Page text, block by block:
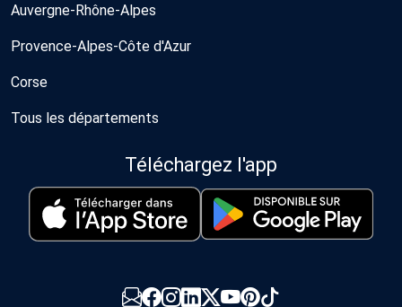
Auvergne-Rhône-Alpes
Provence-Alpes-Côte d'Azur
Corse
Tous les départements
Téléchargez l'app